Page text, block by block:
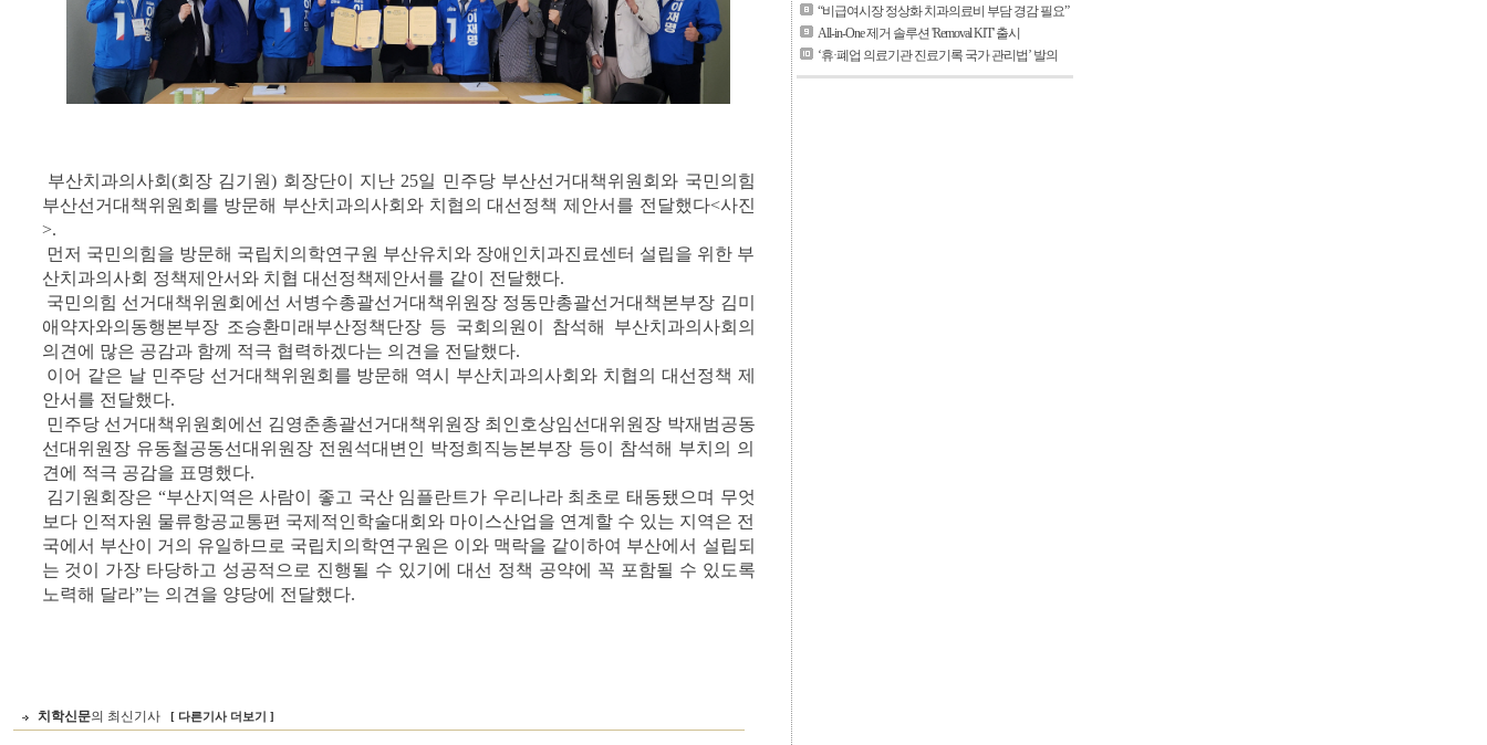
부산치과의사회(회장 김기원) 회장단이 지난 25일 민주당 부산선거대책위원회와 국민의힘
부산선거대책위원회를 방문해 부산치과의사회와 치협의 대선정책 제안서를 전달했다<사진
>.
먼저 국민의힘을 방문해 국립치의학연구원 부산유치와 장애인치과진료센터 설립을 위한 부
산치과의사회 정책제안서와 치협 대선정책제안서를 같이 전달했다.
국민의힘 선거대책위원회에선 서병수총괄선거대책위원장 정동만총괄선거대책본부장 김미
애약자와의동행본부장 조승환미래부산정책단장 등 국회의원이 참석해 부산치과의사회의
의견에 많은 공감과 함께 적극 협력하겠다는 의견을 전달했다.
이어 같은 날 민주당 선거대책위원회를 방문해 역시 부산치과의사회와 치협의 대선정책 제
안서를 전달했다.
민주당 선거대책위원회에선 김영춘총괄선거대책위원장 최인호상임선대위원장 박재범공동
선대위원장 유동철공동선대위원장 전원석대변인 박정희직능본부장 등이 참석해 부치의 의
견에 적극 공감을 표명했다.
김기원회장은 “부산지역은 사람이 좋고 국산 임플란트가 우리나라 최초로 태동됐으며 무엇
보다 인적자원 물류항공교통편 국제적인학술대회와 마이스산업을 연계할 수 있는 지역은 전
국에서 부산이 거의 유일하므로 국립치의학연구원은 이와 맥락을 같이하여 부산에서 설립되
는 것이 가장 타당하고 성공적으로 진행될 수 있기에 대선 정책 공약에 꼭 포함될 수 있도록
노력해 달라”는 의견을 양당에 전달했다.
치학신문의 최신기사 [ 다른기사 더보기 ]
“비급여시장 정상화 치과의료비 부담 경감 필요”
All-in-One 제거 솔루션 'Removal KIT' 출시
‘휴·폐업 의료기관 진료기록 국가 관리법’ 발의